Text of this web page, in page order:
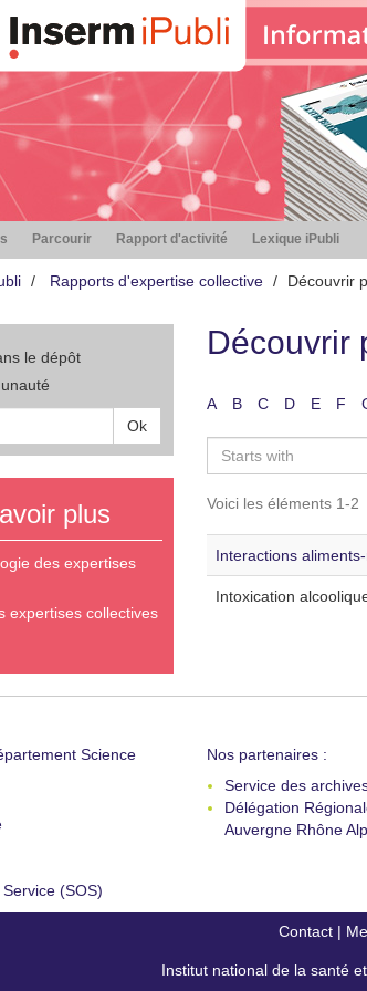
Parcourir Rapport d'activité Lexique iPubli
Rapports d'expertise collective Découvrir
le dépôt
Ok
plus
des expertises
expertises collectives
Découvrir
A B C D E F
Voici les éléments 1-2
Interactions
Intoxication
Science
(SOS)
Nos partenaires :
Service des
Délégation
Auvergne Rhône
Contact|
Institut national de la santé